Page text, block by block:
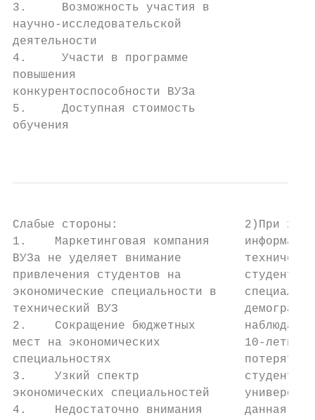
3.     Возможность участия в
научно-исследовательской
деятельности
4.     Участи в программе
повышения
конкурентоспособности ВУЗа
5.     Доступная стоимость
обучения
Слабые стороны:                  2)При
1.    Маркетинговая компания
ВУЗа не уделяет внимание
привлечения студентов на         студентов
экономические специальности в
технический ВУЗ
2.    Сокращение бюджетных
мест на экономических            10-летие,
специальностях                   потерять
3.    Узкий спектр               студентов
экономических специальностей
4.    Недостаточно внимания      данная